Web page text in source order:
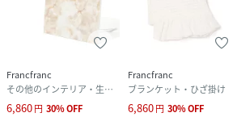
Francfranc
その他のインテリア・生活雑貨
6,860円 30%OFF
Francfranc
ブランケット・ひざ掛け
6,860円 30%OFF